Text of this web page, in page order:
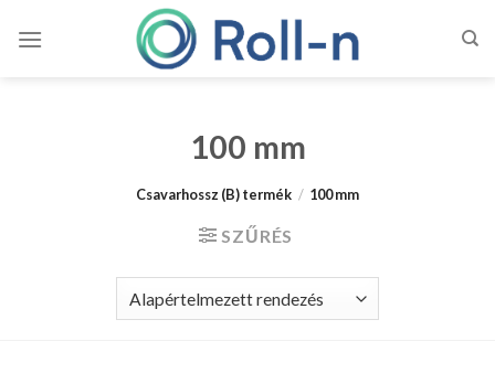
100 mm
Csavarhossz (B) termék / 100 mm
SZŰRÉS